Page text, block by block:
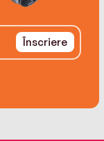
magic for
and Get
Înscriere